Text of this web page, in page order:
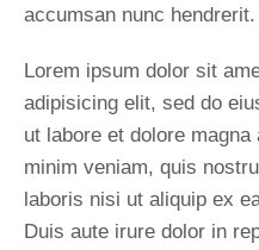
accumsan nunc hendrerit.
Lorem ipsum dolor sit
adipisicing elit, sed do
ut labore et dolore
minim veniam, quis
laboris nisi ut aliquip ex
Duis aute irure dolor in